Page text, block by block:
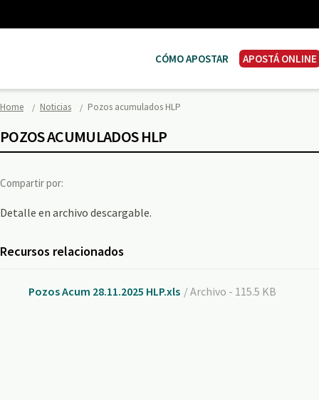
CÓMO APOSTAR APOSTÁ ONLINE
Home Noticias Pozos acumulados HLP
POZOS ACUMULADOS HLP
Compartir por:
Detalle en archivo descargable.
Recursos relacionados
Pozos Acum 28.11.2025 HLP.xls / Archivo - 115.5 KB